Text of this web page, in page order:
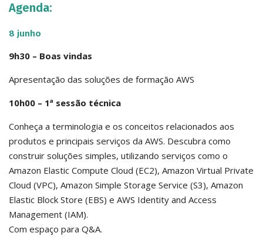
Agenda:
8 junho
9h30 – Boas vindas
Apresentação das soluções de formação AWS
10h00 – 1ª sessão técnica
Conheça a terminologia e os conceitos relacionados aos
produtos e principais serviços da AWS. Descubra como
construir soluções simples, utilizando serviços como o
Amazon Elastic Compute Cloud (EC2), Amazon Virtual Private
Cloud (VPC), Amazon Simple Storage Service (S3), Amazon
Elastic Block Store (EBS) e AWS Identity and Access
Management (IAM).
Com espaço para Q&A.